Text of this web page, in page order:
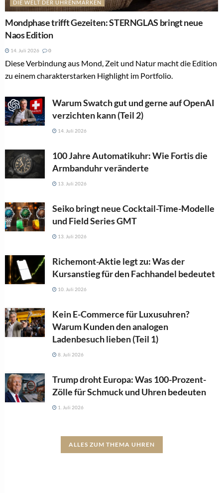
DIE WELT DER UHRENMARKEN
Mondphase trifft Gezeiten: STERNGLAS bringt neue
Naos Edition
14. Juli 2026 0
Diese Verbindung aus Mond, Zeit und Natur macht die Edition
zu einem charakterstarken Highlight im Portfolio.
Warum Swatch gut und gerne auf OpenAI
verzichten kann (Teil 2)
14. Juli 2026
100 Jahre Automatikuhr: Wie Fortis die
Armbanduhr veränderte
13. Juli 2026
Seiko bringt neue Cocktail-Time-Modelle
und Field Series GMT
13. Juli 2026
Richemont-Aktie legt zu: Was der
Kursanstieg für den Fachhandel bedeutet
10. Juli 2026
Kein E-Commerce für Luxusuhren?
Warum Kunden den analogen
Ladenbesuch lieben (Teil 1)
8. Juli 2026
Trump droht Europa: Was 100-Prozent-
Zölle für Schmuck und Uhren bedeuten
1. Juli 2026
ALLES ZUM THEMA UHREN